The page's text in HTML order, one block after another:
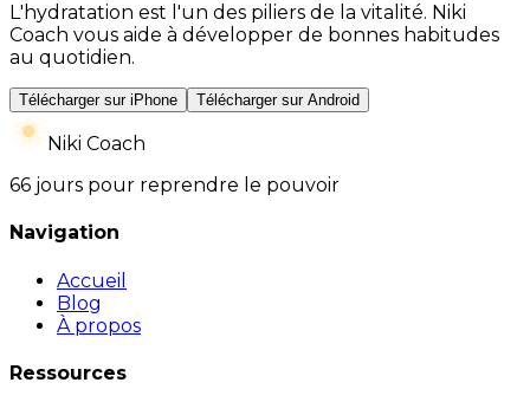
L'hydratation est l'un des piliers de la vitalité. Niki
Coach vous aide à développer de bonnes habitudes
au quotidien.
Télécharger sur iPhone Télécharger sur Android
Niki Coach
66 jours pour reprendre le pouvoir
Navigation
Accueil
Blog
À propos
Ressources